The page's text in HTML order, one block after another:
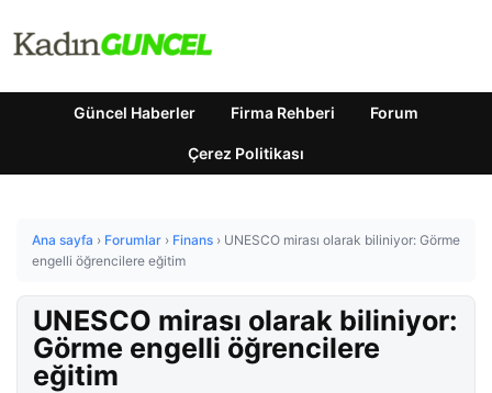
Güncel Haberler Firma Rehberi Forum
Çerez Politikası
Ana sayfa › Forumlar › Finans › UNESCO mirası olarak biliniyor: Görme
engelli öğrencilere eğitim
UNESCO mirası olarak biliniyor:
Görme engelli öğrencilere
eğitim